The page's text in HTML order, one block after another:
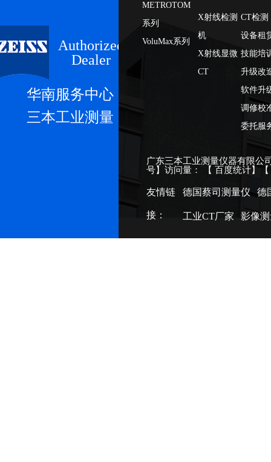
Authorized
Dealer
华南服务中心
三本工业测量
METROTOM
系列
VoluMax系列
X射线检测
机
X射线显微
CT
CT检测
设备租
技能培
升级改
软件升
调修校
委托服
广东三本工业测量仪器有限
号】访问量： 【百度统计】
友情链
接：
德国蔡司测量仪 德
工业CT厂家 影像